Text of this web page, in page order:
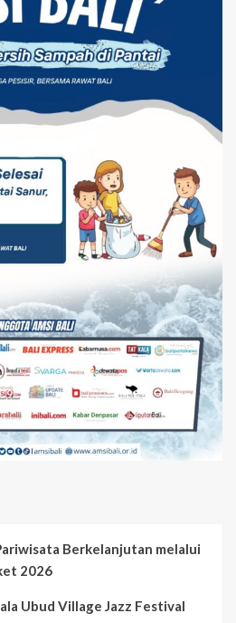
Berkelanjutan melalui
2026
Ubud Village Jazz Festival